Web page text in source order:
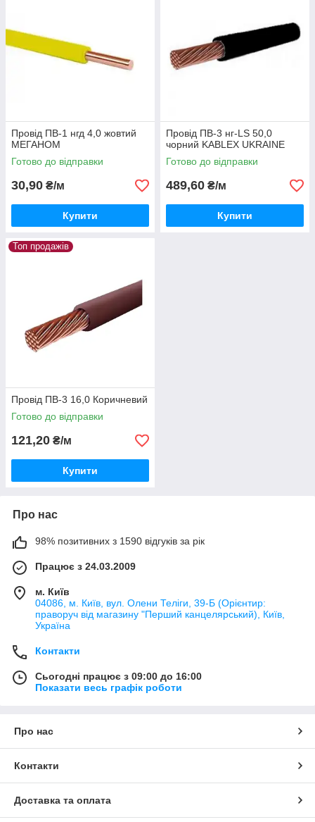
Провід ПВ-1 нгд 4,0 жовтий
МЕГАНОМ
Готово до відправки
30,90 ₴/м
Купити
Провід ПВ-3 нг-LS 50,0
чорний KABLEX UKRAINE
Готово до відправки
489,60 ₴/м
Купити
Топ продажів
Провід ПВ-3 16,0 Коричневий
Готово до відправки
121,20 ₴/м
Купити
Про нас
98% позитивних з 1590 відгуків за рік
Працює з 24.03.2009
м. Київ
04086, м. Київ, вул. Олени Теліги, 39-Б (Орієнтир:
праворуч від магазину "Перший канцелярський), Київ,
Україна
Контакти
Сьогодні працює з 09:00 до 16:00
Показати весь графік роботи
Про нас
Контакти
Доставка та оплата